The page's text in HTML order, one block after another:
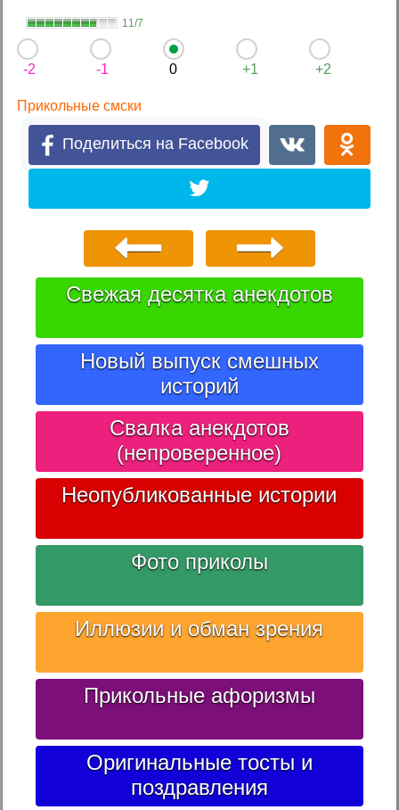
11/7
-2 -1 0 +1 +2
Прикольные смски
Поделиться на Facebook
Свежая десятка анекдотов
Новый выпуск смешных
историй
Свалка анекдотов
(непроверенное)
Неопубликованные истории
Фото приколы
Иллюзии и обман зрения
Прикольные афоризмы
Оригинальные тосты и
поздравления